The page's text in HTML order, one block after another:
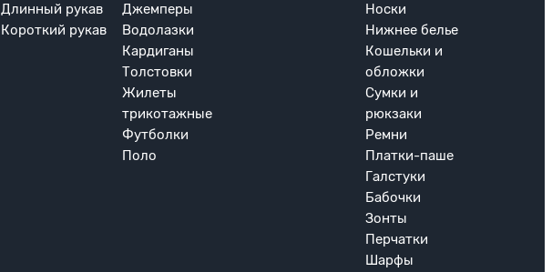
Длинный рукав
Короткий рукав
Джемперы
Водолазки
Кардиганы
Толстовки
Жилеты
трикотажные
Футболки
Поло
Носки
Нижнее белье
Кошельки и
обложки
Сумки и
рюкзаки
Ремни
Платки-паше
Галстуки
Бабочки
Зонты
Перчатки
Шарфы